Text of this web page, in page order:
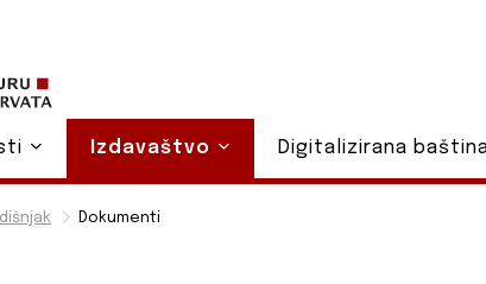
Dokumenti
Izdavaštvo Digitalizirana